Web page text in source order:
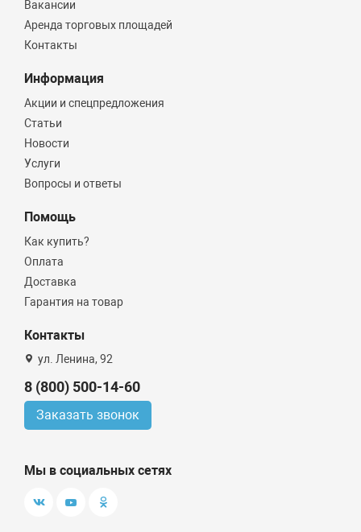
Вакансии
Аренда торговых площадей
Контакты
Информация
Акции и спецпредложения
Статьи
Новости
Услуги
Вопросы и ответы
Помощь
Как купить?
Оплата
Доставка
Гарантия на товар
Контакты
ул. Ленина, 92
8 (800) 500-14-60
Заказать звонок
Мы в социальных сетях